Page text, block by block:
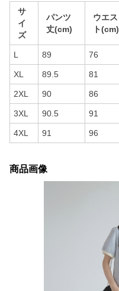
サ
イ
ズ
パンツ
丈(cm)
ウエス
ト(cm)
L 89 76
XL 89.5 81
2XL 90 86
3XL 90.5 91
4XL 91 96
商品画像